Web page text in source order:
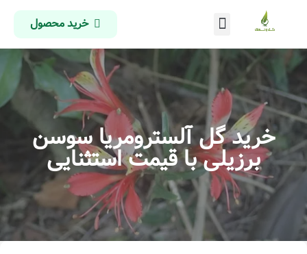
خرید محصول
خرید گل آلسترومریا سوسن
برزیلی با قیمت استثنایی